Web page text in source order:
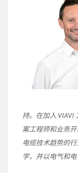
持。在加入 VIAVI
案工程师和业务
电缆技术趋势的
学，并以电气和电